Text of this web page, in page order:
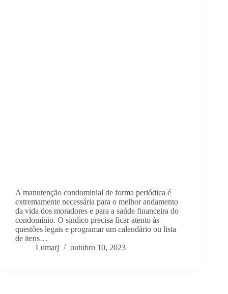
A manutenção condominial de forma periódica é
extremamente necessária para o melhor andamento
da vida dos moradores e para a saúde financeira do
condomínio. O síndico precisa ficar atento às
questões legais e programar um calendário ou lista
de itens…
Lumarj
outubro 10, 2023